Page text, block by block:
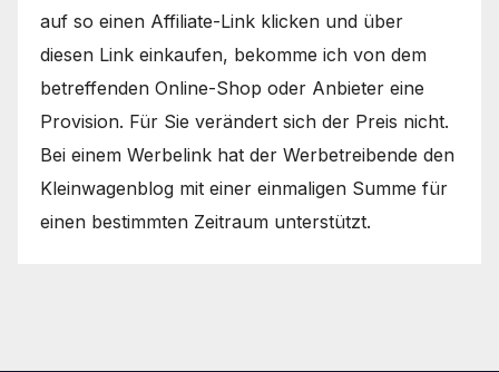
auf so einen Affiliate-Link klicken und über
diesen Link einkaufen, bekomme ich von dem
betreffenden Online-Shop oder Anbieter eine
Provision. Für Sie verändert sich der Preis nicht.
Bei einem Werbelink hat der Werbetreibende den
Kleinwagenblog mit einer einmaligen Summe für
einen bestimmten Zeitraum unterstützt.